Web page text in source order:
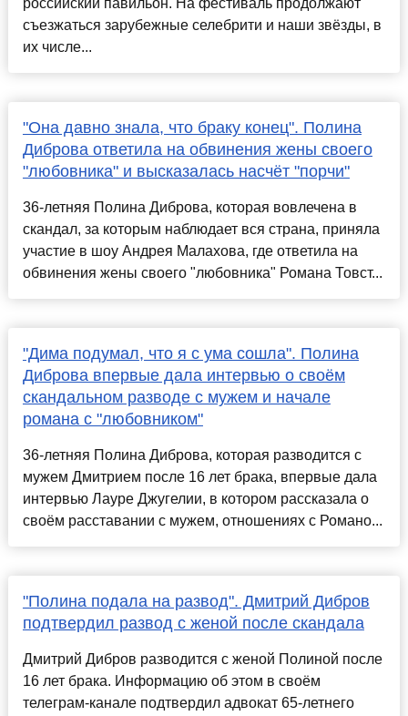
российский павильон. На фестиваль продолжают
съезжаться зарубежные селебрити и наши звёзды, в
их числе...
"Она давно знала, что браку конец". Полина
Диброва ответила на обвинения жены своего
"любовника" и высказалась насчёт "порчи"
36-летняя Полина Диброва, которая вовлечена в
скандал, за которым наблюдает вся страна, приняла
участие в шоу Андрея Малахова, где ответила на
обвинения жены своего "любовника" Романа Товст...
"Дима подумал, что я с ума сошла". Полина
Диброва впервые дала интервью о своём
скандальном разводе с мужем и начале
романа с "любовником"
36-летняя Полина Диброва, которая разводится с
мужем Дмитрием после 16 лет брака, впервые дала
интервью Лауре Джугелии, в котором рассказала о
своём расставании с мужем, отношениях с Романо...
"Полина подала на развод". Дмитрий Дибров
подтвердил развод с женой после скандала
Дмитрий Дибров разводится с женой Полиной после
16 лет брака. Информацию об этом в своём
телеграм-канале подтвердил адвокат 65-летнего